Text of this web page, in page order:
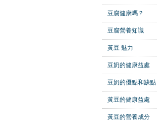
豆腐健康嗎？
豆腐營養知識
黃豆 魅力
豆奶的健康益處
豆奶的優點和缺點
黃豆的健康益處
黃豆的營養成分